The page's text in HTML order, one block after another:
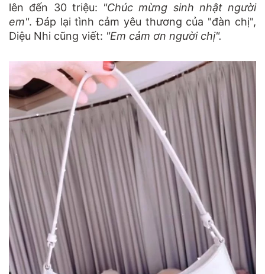
lên đến 30 triệu: "Chúc mừng sinh nhật người
em". Đáp lại tình cảm yêu thương của "đàn chị",
Diệu Nhi cũng viết: "Em cảm ơn người chị".